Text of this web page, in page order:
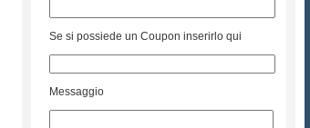
Se si possiede un Coupon inserirlo qui
Messaggio